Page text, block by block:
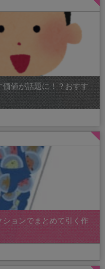
値が話題に！？おすす
ョンでまとめて引く作